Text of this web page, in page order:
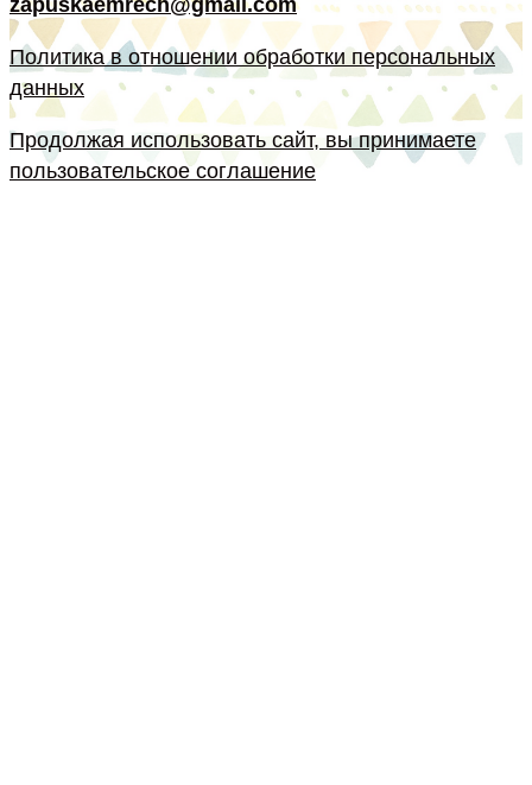
zapuskaemrech@gmail.com
Политика в отношении обработки персональных
данных
Продолжая использовать сайт, вы принимаете
пользовательское соглашение